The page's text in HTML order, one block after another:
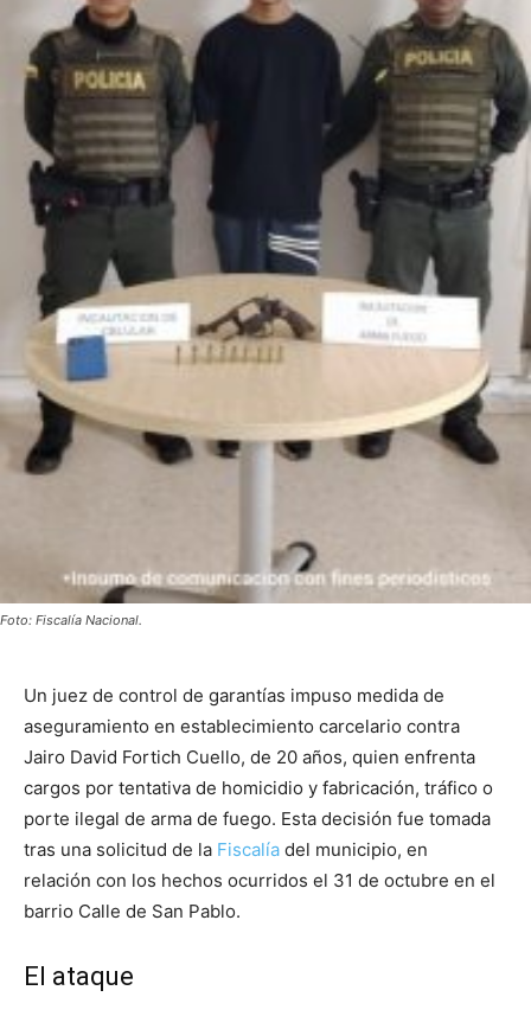
Foto: Fiscalía Nacional.
Un juez de control de garantías impuso medida de
aseguramiento en establecimiento carcelario contra
Jairo David Fortich Cuello, de 20 años, quien enfrenta
cargos por tentativa de homicidio y fabricación, tráfico o
porte ilegal de arma de fuego. Esta decisión fue tomada
tras una solicitud de la Fiscalía del municipio, en
relación con los hechos ocurridos el 31 de octubre en el
barrio Calle de San Pablo.
El ataque